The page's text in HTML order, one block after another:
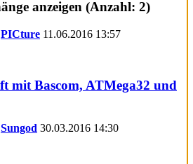
PICture 11.06.2016 13:57
mit Bascom, ATMega32 und
Sungod 30.03.2016 14:30